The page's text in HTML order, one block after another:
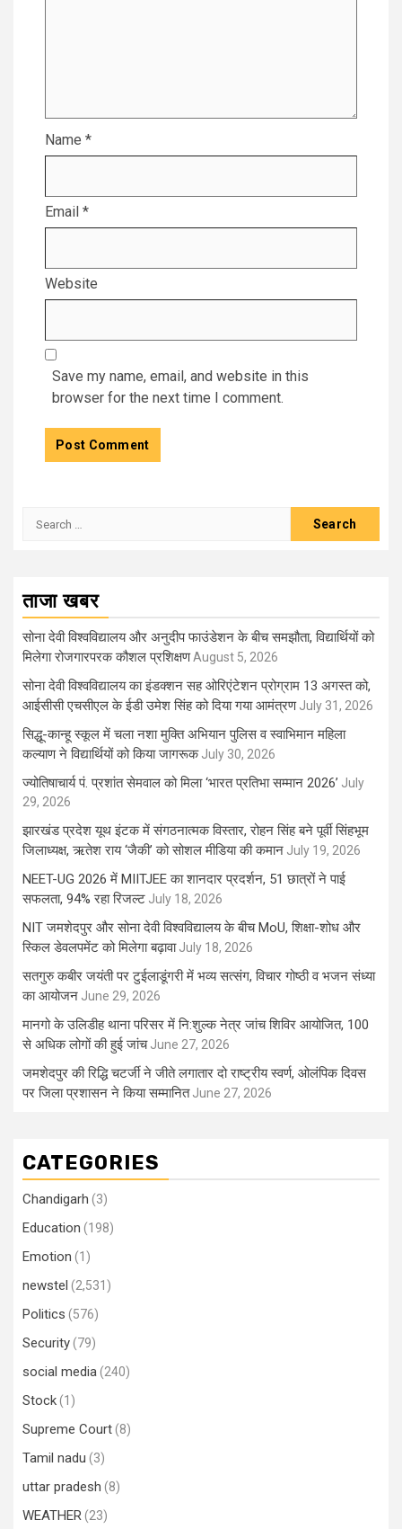
Name *
Email *
Website
Save my name, email, and website in this
browser for the next time I comment.
Search
ताजा खबर
सोना देवी विश्वविद्यालय और अनुदीप फाउंडेशन के बीच समझौता, विद्यार्थियों को
मिलेगा रोजगारपरक कौशल प्रशिक्षणAugust 5, 2026
सोना देवी विश्वविद्यालय का इंडक्शन सह ओरिएंटेशन प्रोग्राम 13 अगस्त को,
आईसीसी एचसीएल के ईडी उमेश सिंह को दिया गया आमंत्रण July 31, 2026
सिद्धू-कान्हू स्कूल में चला नशा मुक्ति अभियान पुलिस व स्वाभिमान महिला
कल्याण ने विद्यार्थियों को किया जागरूक July 30, 2026
ज्योतिषाचार्य पं. प्रशांत सेमवाल को मिला ‘भारत प्रतिभा सम्मान 2026’ July
29, 2026
झारखंड प्रदेश यूथ इंटक में संगठनात्मक विस्तार, रोहन सिंह बने पूर्वी सिंहभूम
जिलाध्यक्ष, ऋतेश राय ‘जैकी’ को सोशल मीडिया की कमान July 19, 2026
NEET-UG 2026 में MIITJEE का शानदार प्रदर्शन, 51 छात्रों ने पाई
सफलता, 94% रहा रिजल्ट July 18, 2026
NIT जमशेदपुर और सोना देवी विश्वविद्यालय के बीच MoU, शिक्षा-शोध और
स्किल डेवलपमेंट को मिलेगा बढ़ावा July 18, 2026
सतगुरु कबीर जयंती पर टुईलाडूंगरी में भव्य सत्संग, विचार गोष्ठी व भजन संध्या
का आयोजन June 29, 2026
मानगो के उलिडीह थाना परिसर में नि:शुल्क नेत्र जांच शिविर आयोजित, 100
से अधिक लोगों की हुई जांच June 27, 2026
जमशेदपुर की रिद्धि चटर्जी ने जीते लगातार दो राष्ट्रीय स्वर्ण, ओलंपिक दिवस
पर जिला प्रशासन ने किया सम्मानित June 27, 2026
CATEGORIES
Chandigarh (3)
Education (198)
Emotion (1)
newstel (2,531)
Politics (576)
Security(79)
social media(240)
Stock(1)
Supreme Court(8)
Tamil nadu (3)
uttar pradesh (8)
WEATHER(23)